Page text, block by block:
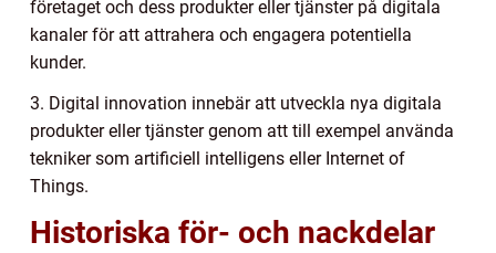
företaget och dess produkter eller tjänster på digitala
kanaler för att attrahera och engagera potentiella
kunder.
3. Digital innovation innebär att utveckla nya digitala
produkter eller tjänster genom att till exempel använda
tekniker som artificiell intelligens eller Internet of
Things.
Historiska för- och nackdelar